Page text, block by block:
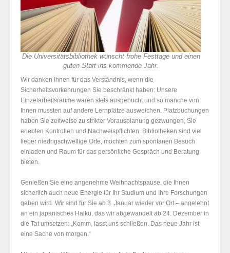
Die Universitätsbibliothek wünscht frohe Festtage und einen
guten Start ins kommende Jahr.
Wir danken Ihnen für das Verständnis, wenn die
Sicherheitsvorkehrungen Sie beschränkt haben: Unsere
Einzelarbeitsräume waren stets ausgebucht und so manche von
Ihnen mussten auf andere Lernplätze ausweichen. Platzbuchungen
haben Sie zeitweise zu strikter Vorausplanung gezwungen, Sie
erlebten Kontrollen und Nachweispflichten. Bibliotheken sind viel
lieber niedrigschwellige Orte, möchten zum spontanen Besuch
einladen und Raum für das persönliche Gespräch und Beratung
bieten.
Genießen Sie eine angenehme Weihnachtspause, die Ihnen
sicherlich auch neue Energie für Ihr Studium und Ihre Forschungen
geben wird. Wir sind für Sie ab 3. Januar wieder vor Ort – angelehnt
an ein japanisches Haiku, das wir abgewandelt ab 24. Dezember in
die Tat umsetzen: „Komm, lasst uns schließen. Das neue Jahr ist
eine Sache von morgen.“